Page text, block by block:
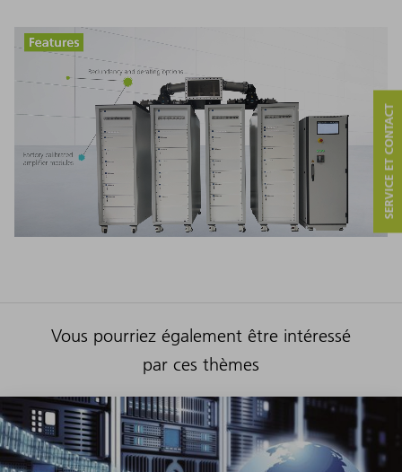
Vous pourriez également être intéressé
par ces thèmes
SERVICE ET CONTACT